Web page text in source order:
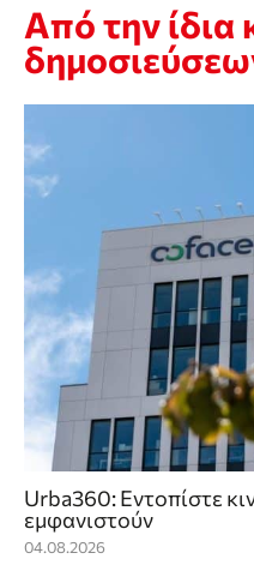
Από την ίδια
Urba360: Εντοπίστε
εμφανιστούν
04.08.2026